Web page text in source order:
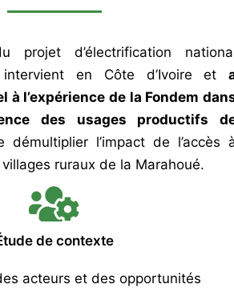
projet d’électrification
intervient en Côte d’Ivoire et
à l’expérience de la Fondem
des usages productifs
l’impact de l’accès
ruraux de la Marahoué.
de contexte
acteurs et des opportunités